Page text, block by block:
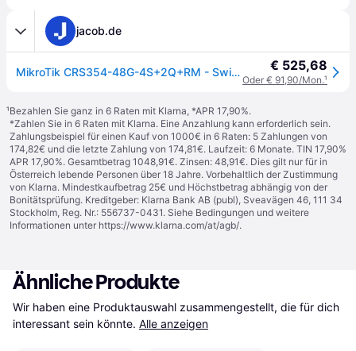
jacob.de
MikroTik CRS354-48G-4S+2Q+RM - Switch - L3 - 48 x 10/100/1000 + 4 x 10 Gigabit SFP+ + 2 x 40 Gigabit QSFP+ - Desktop, an Rack montierbar (CRS354-48G-4S+2Q+RM) € 525,68
Oder € 91,90/Mon.¹
¹Bezahlen Sie ganz in 6 Raten mit Klarna, *APR 17,90%.
*Zahlen Sie in 6 Raten mit Klarna. Eine Anzahlung kann erforderlich sein.
Zahlungsbeispiel für einen Kauf von 1000€ in 6 Raten: 5 Zahlungen von
174,82€ und die letzte Zahlung von 174,81€. Laufzeit: 6 Monate. TIN 17,90%
APR 17,90%. Gesamtbetrag 1048,91€. Zinsen: 48,91€. Dies gilt nur für in
Österreich lebende Personen über 18 Jahre. Vorbehaltlich der Zustimmung
von Klarna. Mindestkaufbetrag 25€ und Höchstbetrag abhängig von der
Bonitätsprüfung. Kreditgeber: Klarna Bank AB (publ), Sveavägen 46, 111 34
Stockholm, Reg. Nr.: 556737-0431. Siehe Bedingungen und weitere
Informationen unter https://www.klarna.com/at/agb/.
Ähnliche Produkte
Wir haben eine Produktauswahl zusammengestellt, die für dich
interessant sein könnte. Alle anzeigen